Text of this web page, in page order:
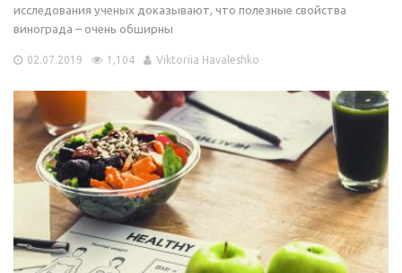
исследования ученых доказывают, что полезные свойства
винограда – очень обширны
02.07.2019 1,104 Viktoriia Havaleshko